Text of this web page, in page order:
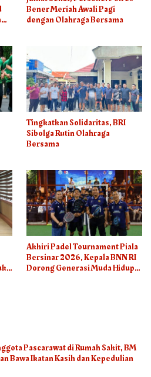
Bener Meriah Awali Pagi
dengan Olahraga Bersama
Tingkatkan Solidaritas, BRI
Sibolga Rutin Olahraga
Bersama
Akhiri Padel Tournament Piala
Bersinar 2026, Kepala BNN RI
Dorong Generasi Muda Hidup
Pascarawat di Rumah Sakit, BM
Bawa Ikatan Kasih dan Kepedulian